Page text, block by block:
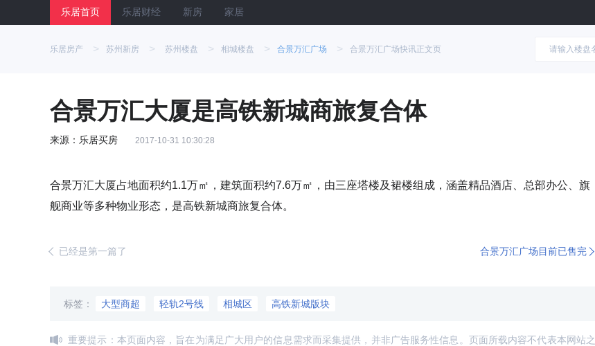
乐居首页 乐居财经 新房 家居
乐居房产 > 苏州新房 > 苏州楼盘 > 相城楼盘 > 合景万汇广场 > 合景万汇广场快讯正文页
合景万汇大厦是高铁新城商旅复合体
来源：乐居买房 2017-10-31 10:30:28
合景万汇大厦占地面积约1.1万㎡，建筑面积约7.6万㎡，由三座塔楼及裙楼组成，涵盖精品酒店、总部办公、旗
舰商业等多种物业形态，是高铁新城商旅复合体。
已经是第一篇了 合景万汇广场目前已售完
标签： 大型商超 轻轨2号线 相城区 高铁新城版块
重要提示：本页面内容，旨在为满足广大用户的信息需求而采集提供，并非广告服务性信息。页面所载内容不代表本网站之